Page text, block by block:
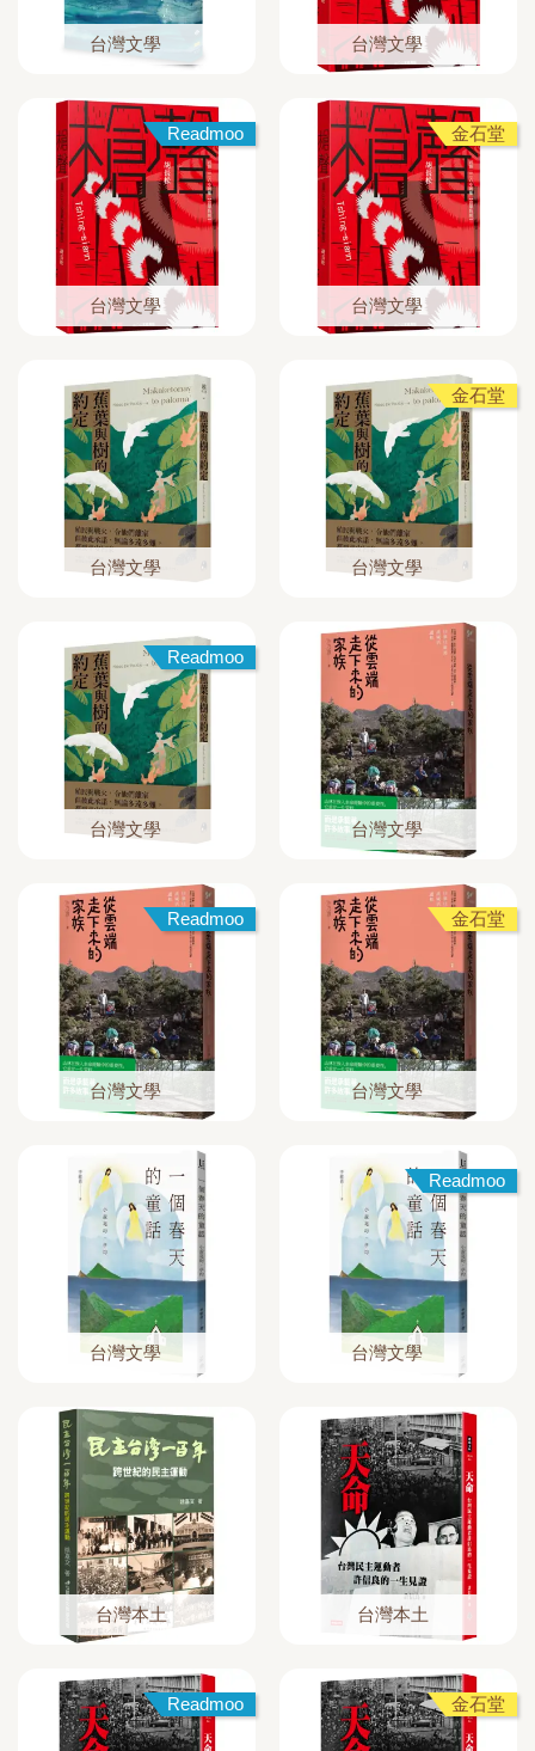
台灣文學 台灣文學
Readmoo
台灣文學
金石堂
台灣文學
台灣文學
金石堂
台灣文學
Readmoo
台灣文學 台灣文學
Readmoo
台灣文學
金石堂
台灣文學
台灣文學
Readmoo
台灣文學
台灣本土 台灣本土
Readmoo 金石堂